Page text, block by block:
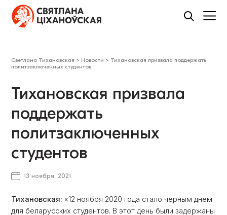
Светлана Тихановская > Новости > Тихановская призвала поддержать
политзаключенных студентов
Тихановская призвала
поддержать
политзаключенных
студентов
13 ноября, 2021
Тихановская: «12 ноября 2020 года стало черным днем ​​
для беларусских студентов. В этот день были задержаны